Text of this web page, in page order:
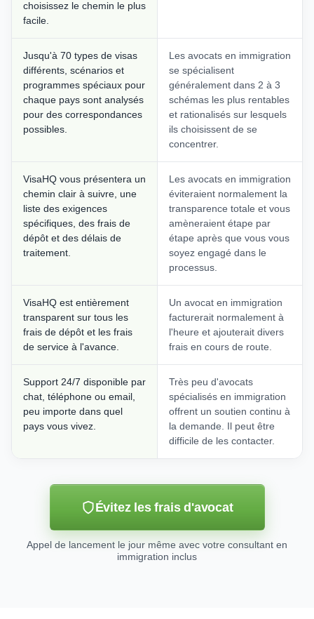
choisissez le chemin le plus
facile.
Jusqu'à 70 types de visas
différents, scénarios et
programmes spéciaux pour
chaque pays sont analysés
pour des correspondances
possibles.
Les avocats en immigration
se spécialisent
généralement dans 2 à 3
schémas les plus rentables
et rationalisés sur lesquels
ils choisissent de se
concentrer.
VisaHQ vous présentera un
chemin clair à suivre, une
liste des exigences
spécifiques, des frais de
dépôt et des délais de
traitement.
Les avocats en immigration
éviteraient normalement la
transparence totale et vous
amèneraient étape par
étape après que vous vous
soyez engagé dans le
processus.
VisaHQ est entièrement
transparent sur tous les
frais de dépôt et les frais
de service à l'avance.
Un avocat en immigration
facturerait normalement à
l'heure et ajouterait divers
frais en cours de route.
Support 24/7 disponible par
chat, téléphone ou email,
peu importe dans quel
pays vous vivez.
Très peu d'avocats
spécialisés en immigration
offrent un soutien continu à
la demande. Il peut être
difficile de les contacter.
Évitez les frais d'avocat
Appel de lancement le jour même avec votre consultant en
immigration inclus